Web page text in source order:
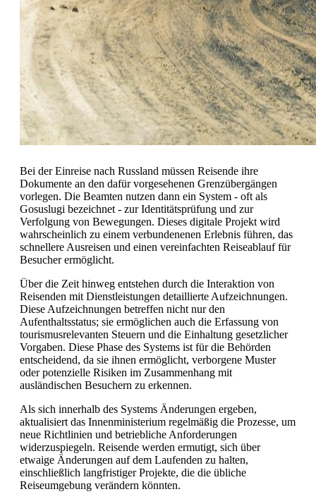
Bei der Einreise nach Russland müssen Reisende ihre
Dokumente an den dafür vorgesehenen Grenzübergängen
vorlegen. Die Beamten nutzen dann ein System - oft als
Gosuslugi bezeichnet - zur Identitätsprüfung und zur
Verfolgung von Bewegungen. Dieses digitale Projekt wird
wahrscheinlich zu einem verbundenenen Erlebnis führen, das
schnellere Ausreisen und einen vereinfachten Reiseablauf für
Besucher ermöglicht.
Über die Zeit hinweg entstehen durch die Interaktion von
Reisenden mit Dienstleistungen detaillierte Aufzeichnungen.
Diese Aufzeichnungen betreffen nicht nur den
Aufenthaltsstatus; sie ermöglichen auch die Erfassung von
tourismusrelevanten Steuern und die Einhaltung gesetzlicher
Vorgaben. Diese Phase des Systems ist für die Behörden
entscheidend, da sie ihnen ermöglicht, verborgene Muster
oder potenzielle Risiken im Zusammenhang mit
ausländischen Besuchern zu erkennen.
Als sich innerhalb des Systems Änderungen ergeben,
aktualisiert das Innenministerium regelmäßig die Prozesse, um
neue Richtlinien und betriebliche Anforderungen
widerzuspiegeln. Reisende werden ermutigt, sich über
etwaige Änderungen auf dem Laufenden zu halten,
einschließlich langfristiger Projekte, die die übliche
Reiseumgebung verändern könnten.